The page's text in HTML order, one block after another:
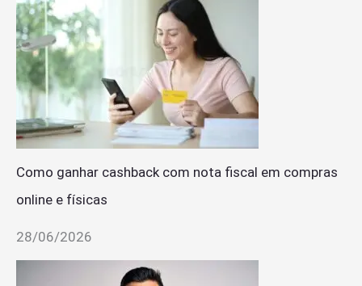
Como ganhar cashback com nota fiscal em compras
online e físicas
28/06/2026